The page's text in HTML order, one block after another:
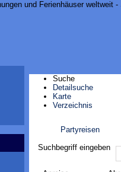
Suche
Detailsuche
Karte
Verzeichnis
Partyreisen
Suchbegriff eingeben